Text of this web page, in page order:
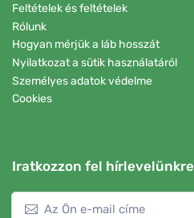
Feltételek és feltételek
Rólunk
Hogyan mérjük a láb hosszát
Nyilatkozat a sütik használatáról
Személyes adatok védelme
Cookies
Iratkozzon fel hírlevelünkre